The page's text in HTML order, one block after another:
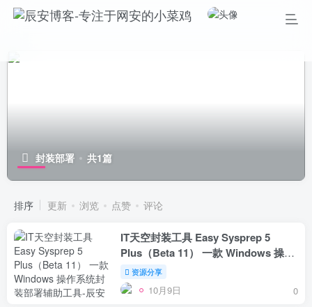
封装部署 共1篇
排序 更新 浏览 点赞 评论
IT天空封装工具 Easy Sysprep 5
Plus（Beta 11） 一款 Windows 操作
系统封装部署辅助工具
资源分享
10月9日 0